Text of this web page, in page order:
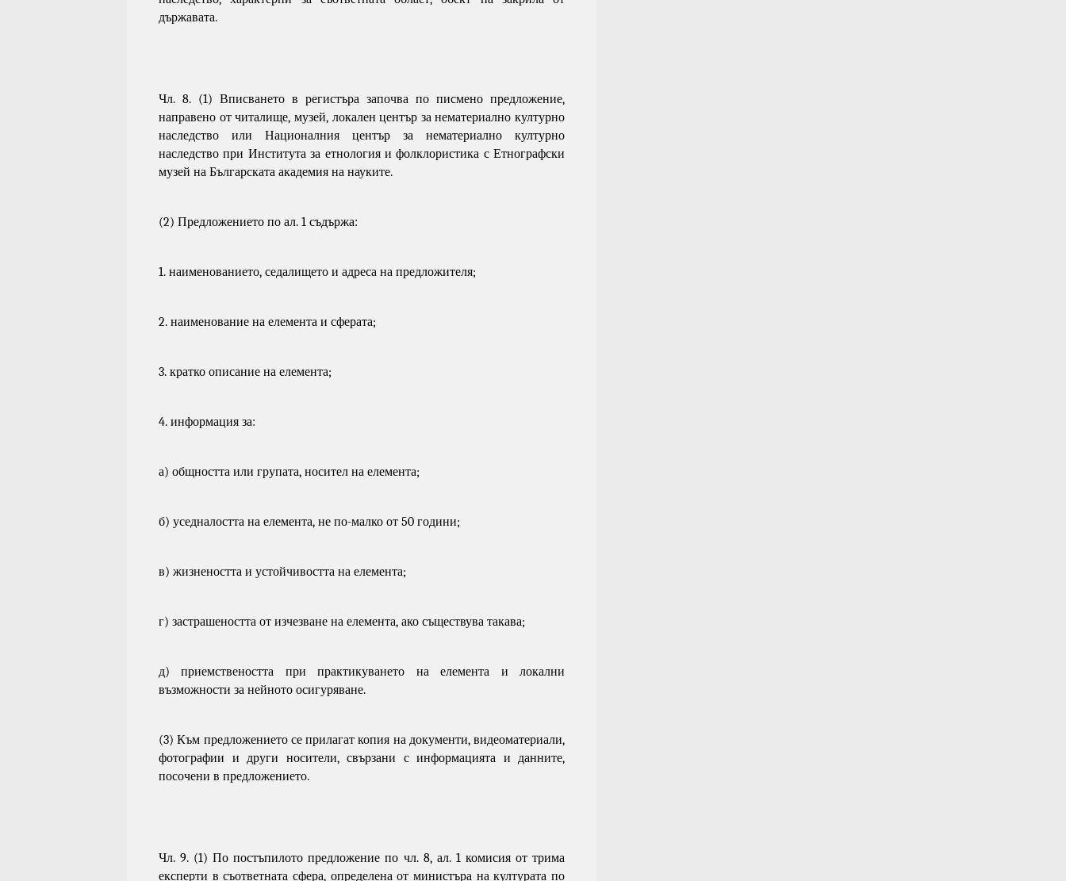
държавата.
Чл. 8. (1) Вписването в регистъра започва по писмено предложение,
направено от читалище, музей, локален център за нематериално културно
наследство или Националния център за нематериално културно
наследство при Института за етнология и фолклористика с Етнографски
музей на Българската академия на науките.
(2) Предложението по ал. 1 съдържа:
1. наименованието, седалището и адреса на предложителя;
2. наименование на елемента и сферата;
3. кратко описание на елемента;
4. информация за:
а) общността или групата, носител на елемента;
б) уседналостта на елемента, не по-малко от 50 години;
в) жизнеността и устойчивостта на елемента;
г) застрашеността от изчезване на елемента, ако съществува такава;
д) приемствеността при практикуването на елемента и локални
възможности за нейното осигуряване.
(3) Към предложението се прилагат копия на документи, видеоматериали,
фотографии и други носители, свързани с информацията и данните,
посочени в предложението.
Чл. 9. (1) По постъпилото предложение по чл. 8, ал. 1комисия от трима
експерти в съответната сфера, определена от министъра на културата по